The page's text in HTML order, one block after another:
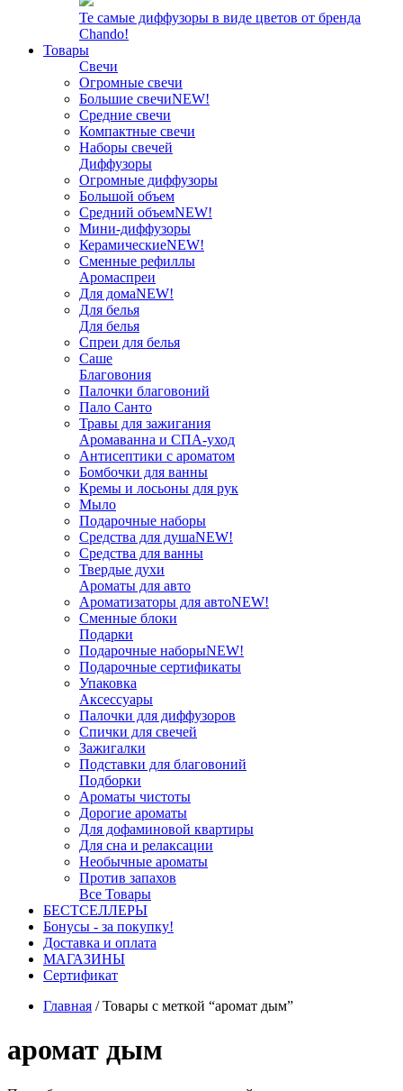
Те самые диффузоры в виде цветов от бренда
Chando!
Товары
Свечи
Огромные свечи
Большие свечиNEW!
Средние свечи
Компактные свечи
Наборы свечей
Диффузоры
Огромные диффузоры
Большой объем
Средний объемNEW!
Мини-диффузоры
КерамическиеNEW!
Сменные рефиллы
Аромаспреи
Для домаNEW!
Для белья
Для белья
Спреи для белья
Саше
Благовония
Палочки благовоний
Пало Санто
Травы для зажигания
Аромаванна и СПА-уход
Антисептики с ароматом
Бомбочки для ванны
Кремы и лосьоны для рук
Мыло
Подарочные наборы
Средства для душаNEW!
Средства для ванны
Твердые духи
Ароматы для авто
Ароматизаторы для автоNEW!
Сменные блоки
Подарки
Подарочные наборыNEW!
Подарочные сертификаты
Упаковка
Аксессуары
Палочки для диффузоров
Спички для свечей
Зажигалки
Подставки для благовоний
Подборки
Ароматы чистоты
Дорогие ароматы
Для дофаминовой квартиры
Для сна и релаксации
Необычные ароматы
Против запахов
Все Товары
БЕСТСЕЛЛЕРЫ
Бонусы - за покупку!
Доставка и оплата
МАГАЗИНЫ
Cертификат
Главная /Товары с меткой “аромат дым”
аромат дым